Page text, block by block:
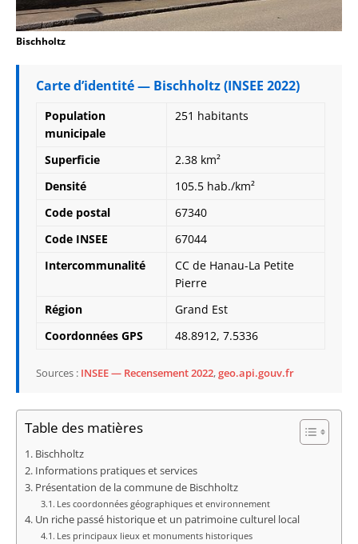
Bischholtz
Carte d’identité — Bischholtz (INSEE 2022)
Population
municipale
251 habitants
Superficie
2.38 km²
Densité
105.5 hab./km²
Code postal
67340
Code INSEE
67044
Intercommunalité
CC de Hanau-La Petite
Pierre
Région
Grand Est
Coordonnées GPS
48.8912, 7.5336
Sources : INSEE — Recensement 2022,geo.api.gouv.fr
Table des matières
Bischholtz
Informations pratiques et services
Présentation de la commune de Bischholtz
Les coordonnées géographiques et environnement
Un riche passé historique et un patrimoine culturel local
Les principaux lieux et monuments historiques